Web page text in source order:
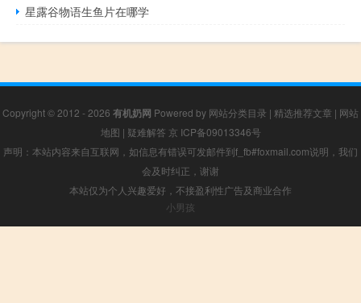
星露谷物语生鱼片在哪学
Copyright © 2012 - 2026 有机奶网 Powered by 网站分类目录 | 精选推荐文章 | 网站
地图 | 疑难解答 京 ICP备09013346号
声明：本站内容来自互联网，如信息有错误可发邮件到f_fb#foxmail.com说明，我们
会及时纠正，谢谢
本站仅为个人兴趣爱好，不接盈利性广告及商业合作
小男孩